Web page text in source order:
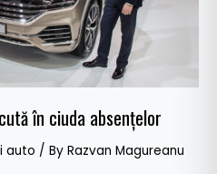
în ciuda absențelor
auto / By Razvan Magureanu